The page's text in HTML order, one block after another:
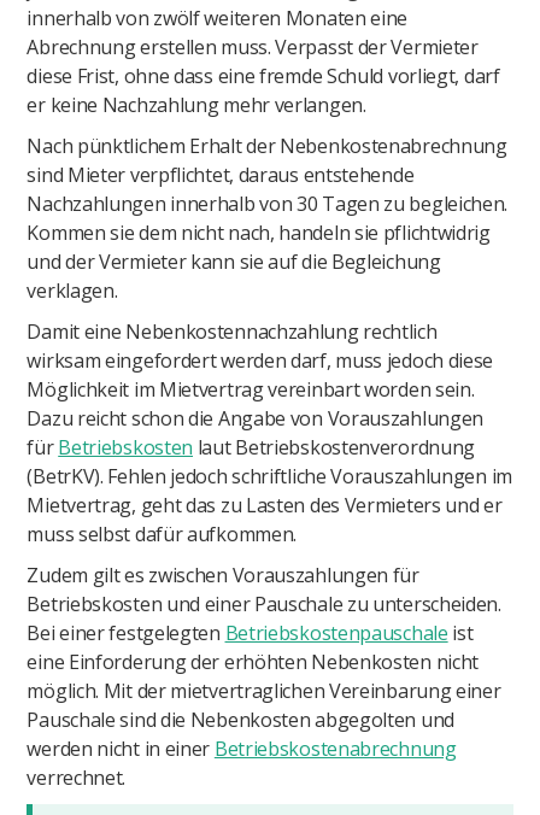
innerhalb von zwölf weiteren Monaten eine
Abrechnung erstellen muss. Verpasst der Vermieter
diese Frist, ohne dass eine fremde Schuld vorliegt, darf
er keine Nachzahlung mehr verlangen.
Nach pünktlichem Erhalt der Nebenkostenabrechnung
sind Mieter verpflichtet, daraus entstehende
Nachzahlungen innerhalb von 30 Tagen zu begleichen.
Kommen sie dem nicht nach, handeln sie pflichtwidrig
und der Vermieter kann sie auf die Begleichung
verklagen.
Damit eine Nebenkostennachzahlung rechtlich
wirksam eingefordert werden darf, muss jedoch diese
Möglichkeit im Mietvertrag vereinbart worden sein.
Dazu reicht schon die Angabe von Vorauszahlungen
fürBetriebskosten laut Betriebskostenverordnung
(BetrKV). Fehlen jedoch schriftliche Vorauszahlungen im
Mietvertrag, geht das zu Lasten des Vermieters und er
muss selbst dafür aufkommen.
Zudem gilt es zwischen Vorauszahlungen für
Betriebskosten und einer Pauschale zu unterscheiden.
Bei einer festgelegten Betriebskostenpauschale ist
eine Einforderung der erhöhten Nebenkosten nicht
möglich. Mit der mietvertraglichen Vereinbarung einer
Pauschale sind die Nebenkosten abgegolten und
werden nicht in einer Betriebskostenabrechnung
verrechnet.